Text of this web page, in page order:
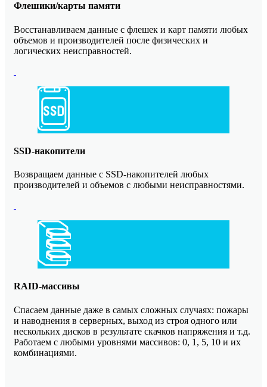
Флешики/карты памяти
Восстанавливаем данные с флешек и карт памяти любых
объемов и производителей после физических и
логических неисправностей.
SSD-накопители
Возвращаем данные с SSD-накопителей любых
производителей и объемов с любыми неисправностями.
RAID-массивы
Спасаем данные даже в самых сложных случаях: пожары
и наводнения в серверных, выход из строя одного или
нескольких дисков в результате скачков напряжения и т.д.
Работаем с любыми уровнями массивов: 0, 1, 5, 10 и их
комбинациями.